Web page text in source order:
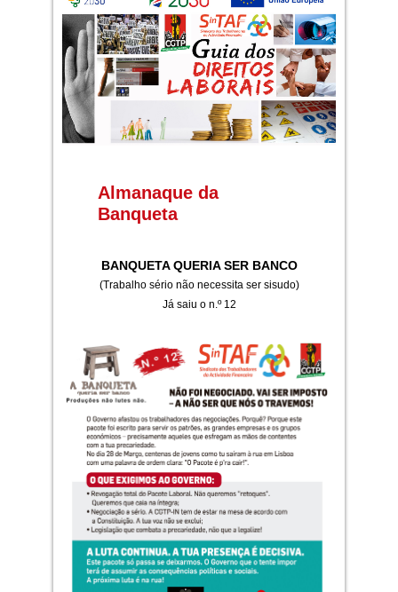
Almanaque da
Banqueta
BANQUETA QUERIA SER BANCO
(Trabalho sério não necessita ser sisudo)
Já saiu o n.º 12